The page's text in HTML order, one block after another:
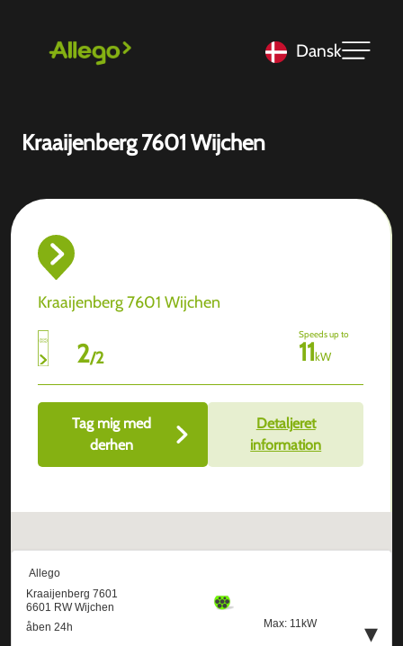
Dansk
Kraaijenberg 7601 Wijchen
Kraaijenberg 7601 Wijchen
2/2
Speeds up to
11kW
Tag mig med
derhen
Detaljeret
information